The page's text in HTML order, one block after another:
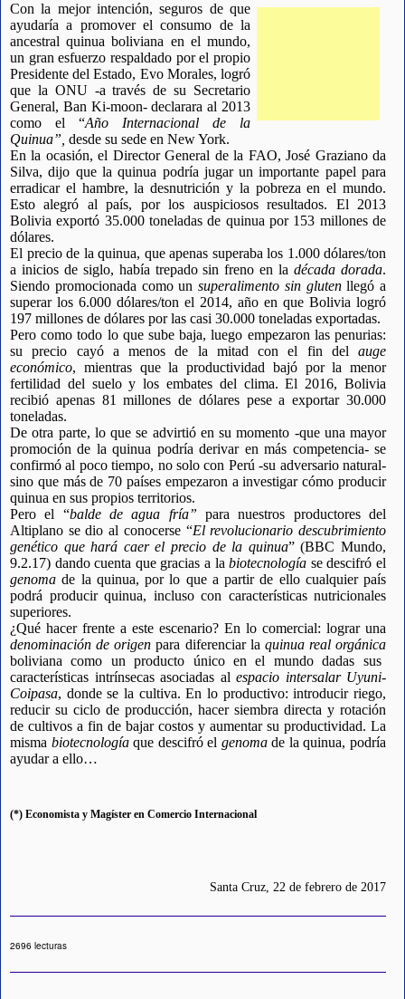
Con la mejor intención, seguros de que
ayudaría a promover el consumo de la
ancestral quinua boliviana en el mundo,
un gran esfuerzo respaldado por el propio
Presidente del Estado, Evo Morales, logró
que la ONU -a través de su Secretario
General, Ban Ki-moon- declarara al 2013
como el “Año Internacional de la
Quinua”, desde su sede en New York.
En la ocasión, el Director General de la FAO, José Graziano da
Silva, dijo que la quinua podría jugar un importante papel para
erradicar el hambre, la desnutrición y la pobreza en el mundo.
Esto alegró al país, por los auspiciosos resultados. El 2013
Bolivia exportó 35.000 toneladas de quinua por 153 millones de
dólares.
El precio de la quinua, que apenas superaba los 1.000 dólares/ton
a inicios de siglo, había trepado sin freno en ladécada dorada.
Siendo promocionada como un superalimento sin glutenllegó a
superar los 6.000 dólares/ton el 2014, año en que Bolivia logró
197 millones de dólares por las casi 30.000 toneladas exportadas.
Pero como todo lo que sube baja, luego empezaron las penurias:
su precio cayó a menos de la mitad con el fin del auge
económico, mientras que la productividad bajó por la menor
fertilidad del suelo y los embates del clima. El 2016, Bolivia
recibió apenas 81 millones de dólares pese a exportar 30.000
toneladas.
De otra parte, lo que se advirtió en su momento -que una mayor
promoción de la quinua podría derivar en más competencia- se
confirmó al poco tiempo, no solo con Perú -su adversario natural-
sino que más de 70 países empezaron a investigar cómo producir
quinua en sus propios territorios.
Pero el “balde de agua fría” para nuestros productores del
Altiplano se dio al conocerse “El revolucionario descubrimiento
genético que hará caer el precio de la quinua” (BBC Mundo,
9.2.17) dando cuenta que gracias a labiotecnología se descifró el
genoma de la quinua, por lo que a partir de ello cualquier país
podrá producir quinua, incluso con características nutricionales
superiores.
¿Qué hacer frente a este escenario? En lo comercial: lograr una
denominación de origen para diferenciar la quinua real orgánica
boliviana como un producto único en el mundo dadas sus
características intrínsecas asociadas al espacio intersalar Uyuni-
Coipasa, donde se la cultiva. En lo productivo: introducir riego,
reducir su ciclo de producción, hacer siembra directa y rotación
de cultivos a fin de bajar costos y aumentar su productividad. La
misma biotecnologíaque descifró el genomade la quinua, podría
ayudar a ello…
(*) Economista y Magíster en Comercio Internacional
Santa Cruz, 22 de febrero de 2017
2696 lecturas